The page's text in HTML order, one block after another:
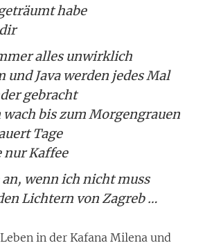
habe
alles unwirklich
und Java werden jedes Mal
gebracht
wach bis zum Morgengrauen
Tage
nur Kaffee
wenn ich nicht muss
Lichtern von Zagreb …
in der Kafana Milena und